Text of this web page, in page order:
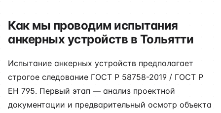
Как мы проводим испытания
анкерных устройств в Тольятти
Испытание анкерных устройств предполагает
строгое следование ГОСТ Р 58758-2019 / ГОСТ Р
ЕН 795. Первый этап — анализ проектной
документации и предварительный осмотр объекта